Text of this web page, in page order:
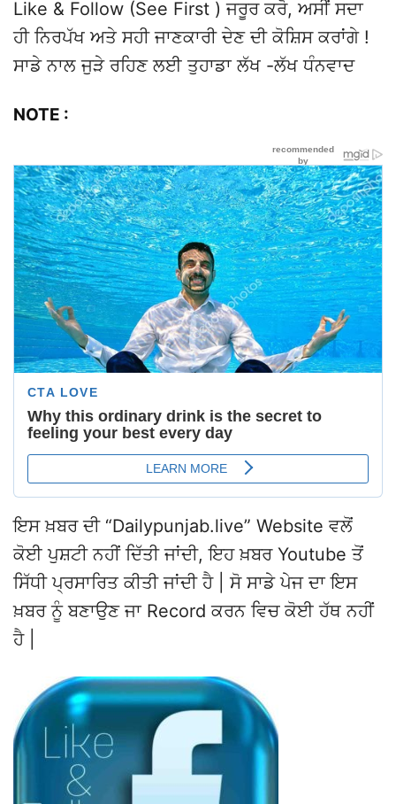
Like & Follow (See First ) ਜਰੂਰ ਕਰੋ, ਅਸੀਂ ਸਦਾ
ਹੀ ਨਿਰਪੱਖ ਅਤੇ ਸਹੀ ਜਾਣਕਾਰੀ ਦੇਣ ਦੀ ਕੋਸ਼ਿਸ ਕਰਾਂਗੇ !
ਸਾਡੇ ਨਾਲ ਜੁੜੇ ਰਹਿਣ ਲਈ ਤੁਹਾਡਾ ਲੱਖ -ਲੱਖ ਧੰਨਵਾਦ
NOTE :
ਇਸ ਖ਼ਬਰ ਦੀ “Dailypunjab.live” Website ਵਲੋਂ
ਕੋਈ ਪੁਸ਼ਟੀ ਨਹੀਂ ਦਿੱਤੀ ਜਾਂਦੀ, ਇਹ ਖ਼ਬਰ Youtube ਤੋਂ
ਸਿੱਧੀ ਪ੍ਰਸਾਰਿਤ ਕੀਤੀ ਜਾਂਦੀ ਹੈ | ਸੋ ਸਾਡੇ ਪੇਜ ਦਾ ਇਸ
ਖ਼ਬਰ ਨੂੰ ਬਣਾਉਣ ਜਾ Record ਕਰਨ ਵਿਚ ਕੋਈ ਹੱਥ ਨਹੀਂ
ਹੈ |